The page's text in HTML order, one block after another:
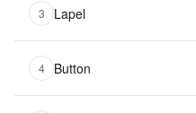
3 Lapel
4 Button